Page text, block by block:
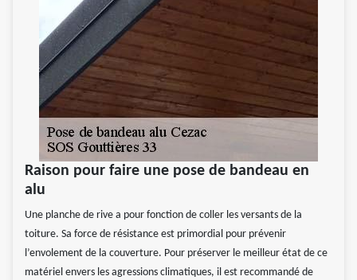
Raison pour faire une pose de bandeau en
alu
Une planche de rive a pour fonction de coller les versants de la
toiture. Sa force de résistance est primordial pour prévenir
l’envolement de la couverture. Pour préserver le meilleur état de ce
matériel envers les agressions climatiques, il est recommandé de